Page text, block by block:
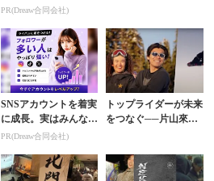
コ使ってます。
PR(Dreaw合同会社)
SNSアカウントを着実
に成長。実はみんなコ
コ使ってます。
PR(Dreaw合同会社)
トップライダーが未来
をつなぐ──片山來夢
NCE」若手ライ...